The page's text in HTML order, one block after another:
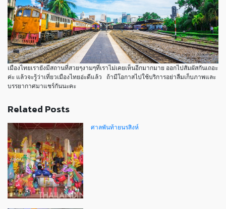
เมืองไทยเรายังมีสถานที่สวยๆงามๆที่เราไม่เคยเห็นอีกมากมาย ออกไปสัมผัสกันเถอะ
ค่ะ แล้วจะรู้ว่าเที่ยวเมืองไทยอ่ะดีแล้ว
ถ้ามีโอกาสไปใช้บริการอย่าลืมเก็บภาพและ
บรรยากาศมาแชร์กันนะคะ
Related Posts
ศาลพันท้ายนรสิงห์